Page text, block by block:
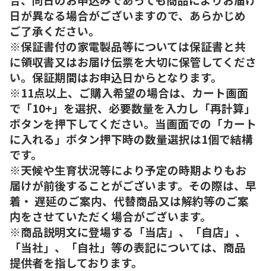
日が異なる場合がございますので、あらかじめ
ご了承ください。
※保証書付の家電製品等については保証書と共
に領収書又はお届け伝票を大切に保管してくださ
い。保証期間はお申込日からとなります。
※11点以上、ご購入希望の場合は、カート画面
で「10+」を選択、必要数量を入力し「再計算」
ボタンを押下してください。当画面での「カート
に入れる」ボタン押下時の数量選択は1個で結構
です。
※天候や生育状況等により予定の時期よりもお
届けが前後することがございます。その際は、早
着・ 遅延のご案内、代替商品又は解約等のご案
内をさせていただく場合がございます。
※商品説明文に登場する「当店」、「自店」、
「当社」、「自社」等の表記については、商品
提供者を指しております。